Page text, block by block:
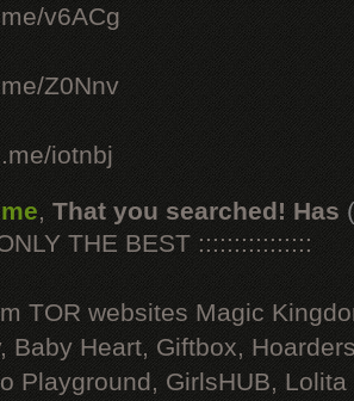
v6ACg
Z0Nnv
iotnbj
, That you searched! Has
THE BEST ::::::::::::::::
TOR websites Magic
Baby Heart, Giftbox,
Playground, GirlsHUB, Lolita